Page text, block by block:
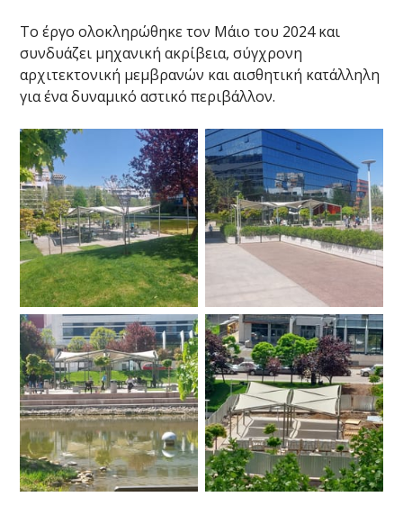
Το έργο ολοκληρώθηκε τον Μάιο του 2024 και
συνδυάζει μηχανική ακρίβεια, σύγχρονη
αρχιτεκτονική μεμβρανών και αισθητική κατάλληλη
για ένα δυναμικό αστικό περιβάλλον.